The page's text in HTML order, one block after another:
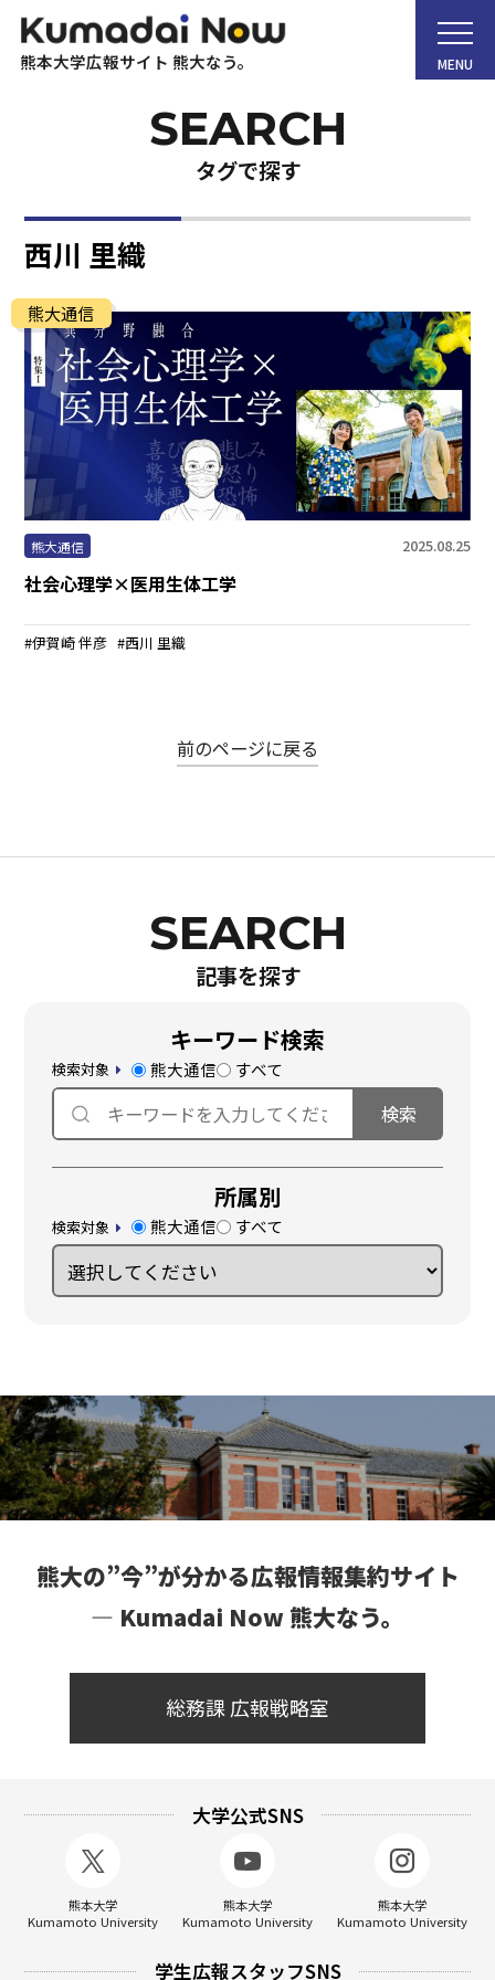
熊本大学広報サイト 熊大なう。
タグで探す
西川 里織
熊大通信
熊大通信 2025.08.25
社会心理学×医用生体工学
伊賀崎 伴彦 西川 里織
前のページに戻る
記事を探す
キーワード検索
検索対象 熊大通信 すべて
所属別
検索対象 熊大通信 すべて
熊大の”今”が分かる広報情報集約サイト
― Kumadai Now 熊大なう。
総務課 広報戦略室
大学公式SNS
熊本大学
Kumamoto University
熊本大学
Kumamoto University
熊本大学
Kumamoto University
学生広報スタッフSNS
MENU
ホーム
Kumadai Now（熊大なう。）とは
熊大タイムズ
熊大チャンネル
まちなかキャンパス
熊大通信
メディア・報道機関の方々へ